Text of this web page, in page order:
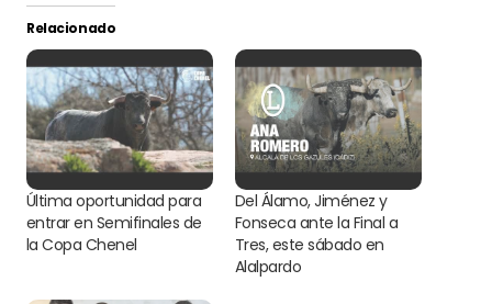
Relacionado
Última oportunidad para
entrar en Semifinales de
la Copa Chenel
Del Álamo, Jiménez y
Fonseca ante la Final a
Tres, este sábado en
Alalpardo